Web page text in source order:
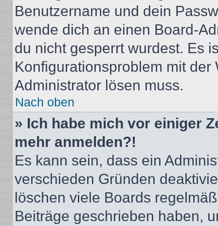
Benutzername und dein
wende dich an einen Board-
du nicht gesperrt wurdest. Es
Konfigurationsproblem mit
Administrator lösen muss.
Nach oben
» Ich habe mich vor einiger
mehr anmelden?!
Es kann sein, dass ein
verschieden Gründen
löschen viele Boards
Beiträge geschrieben haben,